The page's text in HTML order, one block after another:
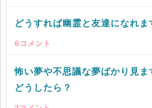
どうすれば幽霊と友達になれま
6コメント
怖い夢や不思議な夢ばかり見
どうしたら？